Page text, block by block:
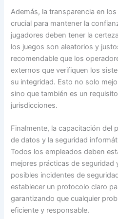
Además, la transparencia en
crucial para mantener la
jugadores deben tener la
los juegos son aleatorios y
recomendable que los
externos que verifiquen los
su integridad. Esto no solo
sino que también es un
jurisdicciones.
Finalmente, la capacitación del
de datos y la seguridad
Todos los empleados deben
mejores prácticas de
posibles incidentes de
establecer un protocolo claro
garantizando que cualquier
eficiente y responsable.